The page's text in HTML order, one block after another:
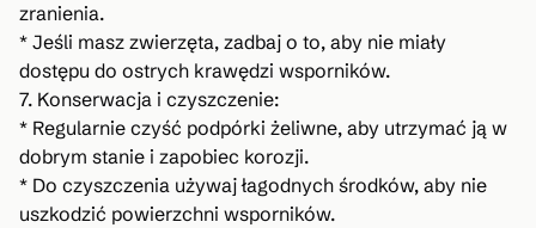
zranienia.
* Jeśli masz zwierzęta, zadbaj o to, aby nie miały
dostępu do ostrych krawędzi wsporników.
7. Konserwacja i czyszczenie:
* Regularnie czyść podpórki żeliwne, aby utrzymać ją w
dobrym stanie i zapobiec korozji.
* Do czyszczenia używaj łagodnych środków, aby nie
uszkodzić powierzchni wsporników.